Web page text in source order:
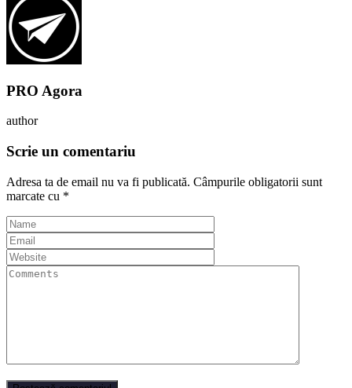
PRO Agora
author
Scrie un comentariu
Adresa ta de email nu va fi publicată. Câmpurile obligatorii sunt
marcate cu *